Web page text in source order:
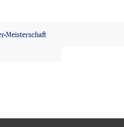
Meisterschaft